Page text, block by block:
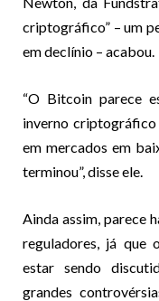
criptográfico” – um
em declínio – acabou.
“O Bitcoin parece
inverno criptográfico
em mercados em
terminou”, disse ele.
Ainda assim, parece
reguladores, já que
estar sendo
grandes